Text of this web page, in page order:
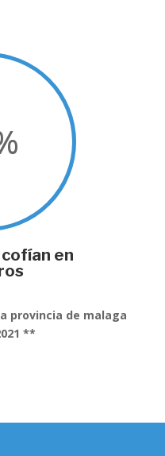
en
provincia de malaga
**